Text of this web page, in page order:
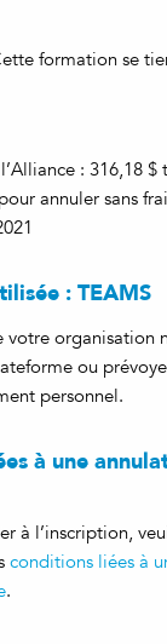
formation se
: 316,18 $
annuler sans
: TEAMS
votre organisation
ou
personnel.
à une
à l’inscription,
conditions liées à
.